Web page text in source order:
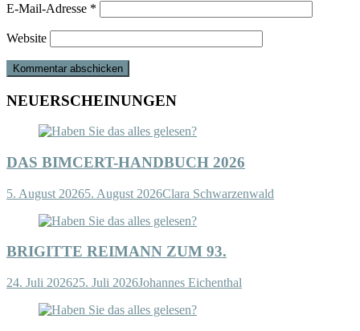
E-Mail-Adresse *
Website
NEUERSCHEINUNGEN
DAS BIMCERT-HANDBUCH 2026
5. August 20265. August 2026Clara Schwarzenwald
BRIGITTE REIMANN ZUM 93.
24. Juli 202625. Juli 2026Johannes Eichenthal